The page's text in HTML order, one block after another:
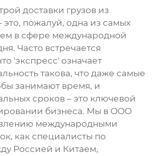
доставки грузов из
пожалуй, одна из самых
в сфере международной
Часто встречается
'экспресс' означает
такова, что даже самые
занимают время, и
сроков – это ключевой
бизнеса. Мы в ООО
международными
как специалисты по
Россией и Китаем,